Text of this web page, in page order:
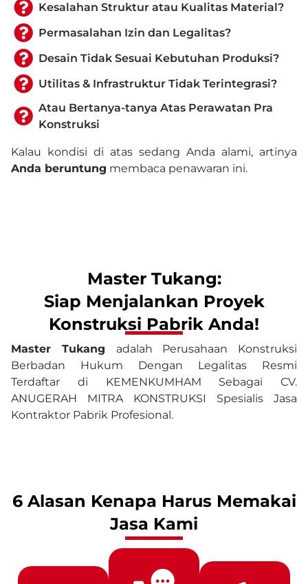
Kesalahan Struktur atau Kualitas Material?
Permasalahan Izin dan Legalitas?
Desain Tidak Sesuai Kebutuhan Produksi?
Utilitas & Infrastruktur Tidak Terintegrasi?
Atau Bertanya-tanya Atas Perawatan Pra
Konstruksi
Kalau kondisi di atas sedang Anda alami, artinya
Anda beruntung membaca penawaran ini.
Master Tukang:
Siap Menjalankan Proyek
Konstruksi Pabrik Anda!
Master Tukang adalah Perusahaan Konstruksi
Berbadan Hukum Dengan Legalitas Resmi
Terdaftar di KEMENKUMHAM Sebagai CV.
ANUGERAH MITRA KONSTRUKSI Spesialis Jasa
Kontraktor Pabrik Profesional.
6 Alasan Kenapa Harus Memakai
Jasa Kami